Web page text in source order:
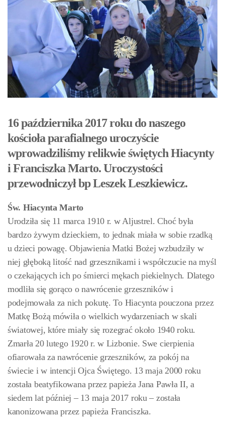
16 października 2017 roku do naszego
kościoła parafialnego uroczyście
wprowadziliśmy relikwie świętych Hiacynty
i Franciszka Marto. Uroczystości
przewodniczył bp Leszek Leszkiewicz.
Św. Hiacynta Marto
Urodziła się 11 marca 1910 r. w Aljustrel. Choć była
bardzo żywym dzieckiem, to jednak miała w sobie rzadką
u dzieci powagę. Objawienia Matki Bożej wzbudziły w
niej głęboką litość nad grzesznikami i współczucie na myśl
o czekających ich po śmierci mękach piekielnych. Dlatego
modliła się gorąco o nawrócenie grzeszników i
podejmowała za nich pokutę. To Hiacynta pouczona przez
Matkę Bożą mówiła o wielkich wydarzeniach w skali
światowej, które miały się rozegrać około 1940 roku.
Zmarła 20 lutego 1920 r. w Lizbonie. Swe cierpienia
ofiarowała za nawrócenie grzeszników, za pokój na
świecie i w intencji Ojca Świętego. 13 maja 2000 roku
została beatyfikowana przez papieża Jana Pawła II, a
siedem lat później – 13 maja 2017 roku – została
kanonizowana przez papieża Franciszka.